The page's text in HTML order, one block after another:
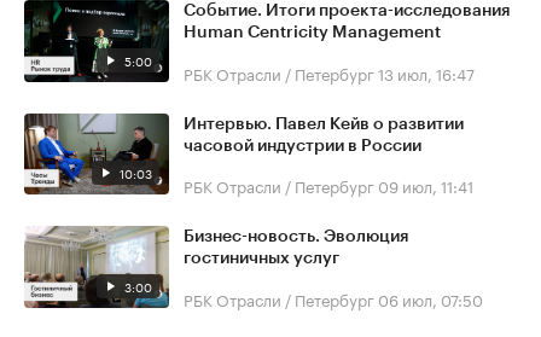
5:00
Событие. Итоги проекта-исследования
Human Centricity Management
РБК Отрасли / Петербург13 июл, 16:47
10:03
Интервью. Павел Кейв о развитии
часовой индустрии в России
РБК Отрасли / Петербург 09 июл, 11:41
3:00
Бизнес-новость. Эволюция
гостиничных услуг
РБК Отрасли / Петербург 06 июл, 07:50